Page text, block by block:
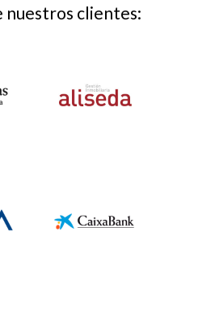
nuestros clientes: